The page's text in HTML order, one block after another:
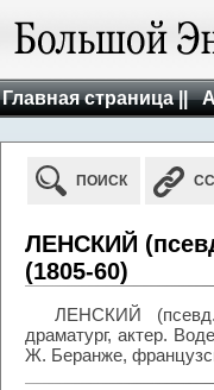
Главная страница ||
ПОИСК
ЛЕНСКИЙ
(1805-60)
ЛЕНСКИЙ
драматург, актер.
Ж. Беранже,